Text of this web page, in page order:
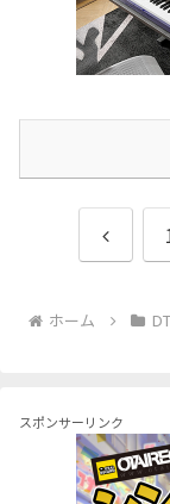
前
ホーム
スポンサーリンク